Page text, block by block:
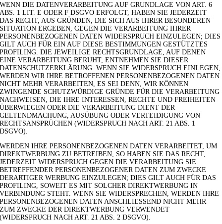
WENN DIE DATENVERARBEITUNG AUF GRUNDLAGE VON ART. 6
ABS. 1 LIT. E ODER F DSGVO ERFOLGT, HABEN SIE JEDERZEIT
DAS RECHT, AUS GRÜNDEN, DIE SICH AUS IHRER BESONDEREN
SITUATION ERGEBEN, GEGEN DIE VERARBEITUNG IHRER
PERSONENBEZOGENEN DATEN WIDERSPRUCH EINZULEGEN; DIES
GILT AUCH FÜR EIN AUF DIESE BESTIMMUNGEN GESTÜTZTES
PROFILING. DIE JEWEILIGE RECHTSGRUNDLAGE, AUF DENEN
EINE VERARBEITUNG BERUHT, ENTNEHMEN SIE DIESER
DATENSCHUTZERKLÄRUNG. WENN SIE WIDERSPRUCH EINLEGEN,
WERDEN WIR IHRE BETROFFENEN PERSONENBEZOGENEN DATEN
NICHT MEHR VERARBEITEN, ES SEI DENN, WIR KÖNNEN
ZWINGENDE SCHUTZWÜRDIGE GRÜNDE FÜR DIE VERARBEITUNG
NACHWEISEN, DIE IHRE INTERESSEN, RECHTE UND FREIHEITEN
ÜBERWIEGEN ODER DIE VERARBEITUNG DIENT DER
GELTENDMACHUNG, AUSÜBUNG ODER VERTEIDIGUNG VON
RECHTSANSPRÜCHEN (WIDERSPRUCH NACH ART. 21 ABS. 1
DSGVO).
WERDEN IHRE PERSONENBEZOGENEN DATEN VERARBEITET, UM
DIREKTWERBUNG ZU BETREIBEN, SO HABEN SIE DAS RECHT,
JEDERZEIT WIDERSPRUCH GEGEN DIE VERARBEITUNG SIE
BETREFFENDER PERSONENBEZOGENER DATEN ZUM ZWECKE
DERARTIGER WERBUNG EINZULEGEN; DIES GILT AUCH FÜR DAS
PROFILING, SOWEIT ES MIT SOLCHER DIREKTWERBUNG IN
VERBINDUNG STEHT. WENN SIE WIDERSPRECHEN, WERDEN IHRE
PERSONENBEZOGENEN DATEN ANSCHLIESSEND NICHT MEHR
ZUM ZWECKE DER DIREKTWERBUNG VERWENDET
(WIDERSPRUCH NACH ART. 21 ABS. 2 DSGVO).